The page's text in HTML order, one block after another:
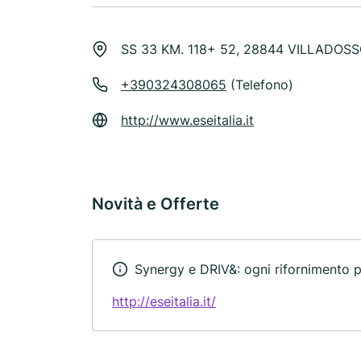
SS 33 KM. 118+ 52, 28844
+390324308065 (Telefono)
http://www.eseitalia.it
Novità e Offerte
Synergy e DRIV&: ogni rifornimento
http://eseitalia.it/